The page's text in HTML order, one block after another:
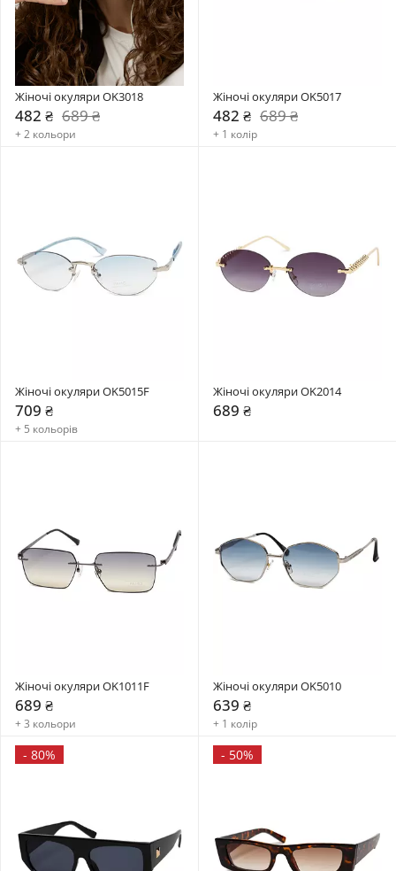
Жіночі окуляри OK3018
482 ₴ 689 ₴
+ 2 кольори
Жіночі окуляри OK5017
482 ₴ 689 ₴
+ 1 колір
Жіночі окуляри OK5015F
709 ₴
+ 5 кольорів
Жіночі окуляри OK2014
689 ₴
Жіночі окуляри OK1011F
689 ₴
+ 3 кольори
Жіночі окуляри OK5010
639 ₴
+ 1 колір
- 80% - 50%